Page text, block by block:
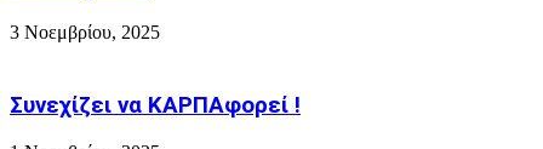
3 Νοεμβρίου, 2025
Συνεχίζει να ΚΑΡΠΑφορεί !